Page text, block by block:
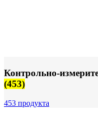
Контрольно-
(453)
453 продукта